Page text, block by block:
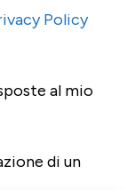
Policy
al mio
di un